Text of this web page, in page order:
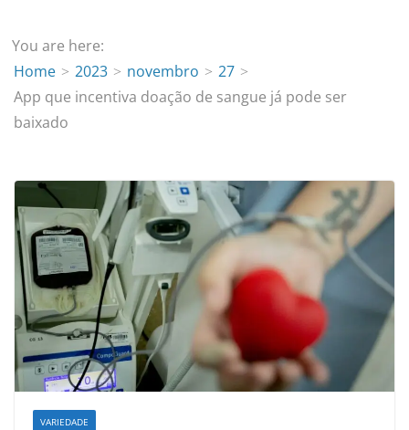
You are here:
Home
2023 novembro
27
App que incentiva doação de sangue já pode ser
baixado
VARIEDADE